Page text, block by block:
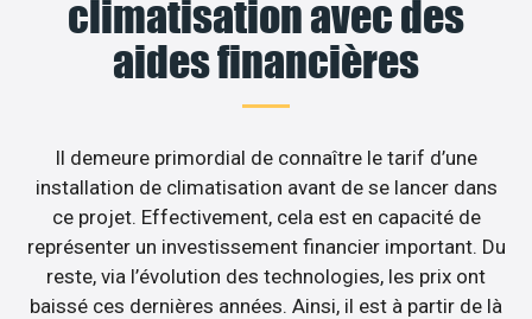
climatisation avec des
aides financières
Il demeure primordial de connaître le tarif d’une
installation de climatisation avant de se lancer dans
ce projet. Effectivement, cela est en capacité de
représenter un investissement financier important. Du
reste, via l’évolution des technologies, les prix ont
baissé ces dernières années. Ainsi, il est à partir de là